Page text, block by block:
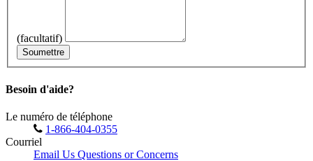
(facultatif)
Soumettre
Besoin d'aide?
Le numéro de téléphone
1-866-404-0355
Courriel
Email Us Questions or Concerns